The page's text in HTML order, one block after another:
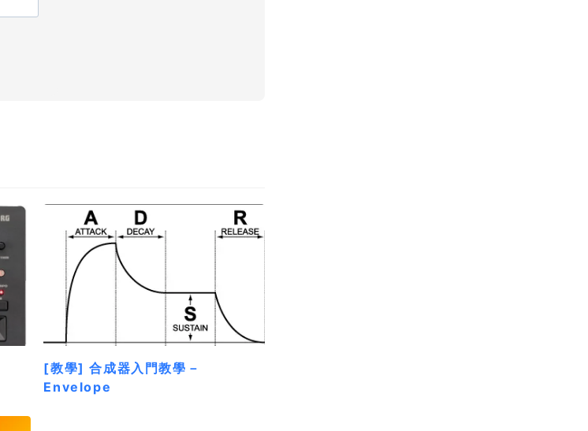
[教學] 合成器入門教學－
Envelope